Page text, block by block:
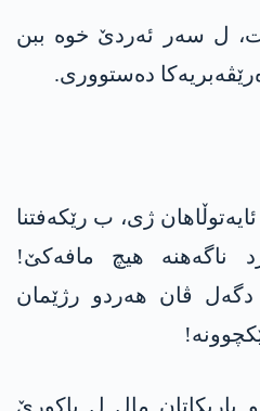
ل سەر ئەردێ خوە ببن
دەستووری.
ژی، ب رێکەفتنا
ناگەهنە هیچ مافەکێ!
دگەل ڤان ھەردو رژێمان
باریکاتان مال ل باکورێ